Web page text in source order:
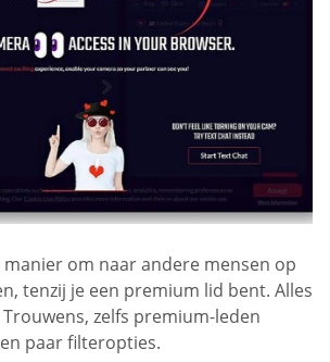
manier om naar andere mensen op
tenzij je een premium lid bent. Alles
zelfs premium-leden
paar filteropties.